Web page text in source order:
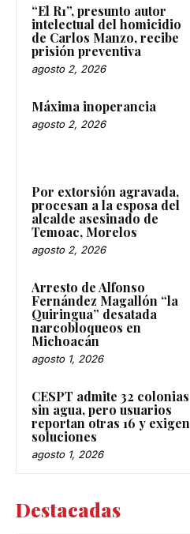
“El R1”, presunto autor
intelectual del homicidio
de Carlos Manzo, recibe
prisión preventiva
agosto 2, 2026
Máxima inoperancia
agosto 2, 2026
Por extorsión agravada,
procesan a la esposa del
alcalde asesinado de
Temoac, Morelos
agosto 2, 2026
Arresto de Alfonso
Fernández Magallón “la
Quiringua” desatada
narcobloqueos en
Michoacán
agosto 1, 2026
CESPT admite 32 colonias
sin agua, pero usuarios
reportan otras 16 y exigen
soluciones
agosto 1, 2026
Destacadas